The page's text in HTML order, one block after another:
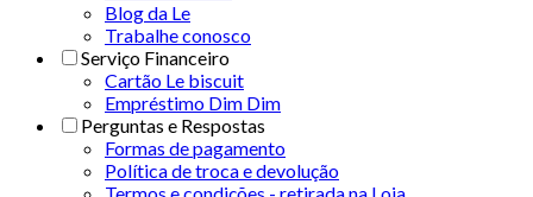
Blog da Le
Trabalhe conosco
Serviço Financeiro
Cartão Le biscuit
Empréstimo Dim Dim
Perguntas e Respostas
Formas de pagamento
Política de troca e devolução